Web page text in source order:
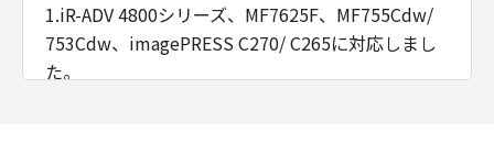
1.iR-ADV 4800シリーズ、MF7625F、MF755Cdw/
753Cdw、imagePRESS C270/ C265に対応しまし
た。